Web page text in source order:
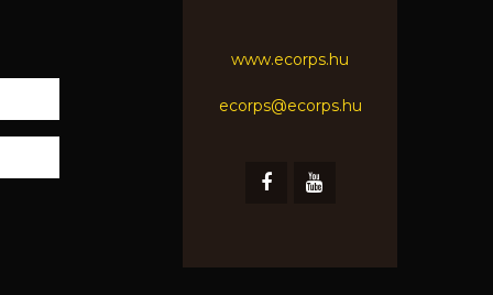
www.ecorps.hu
ecorps@ecorps.hu